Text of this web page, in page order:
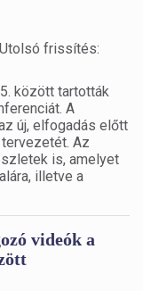
frissítés:
között tartották
A
új, elfogadás előtt
Az
is, amelyet
illetve a
videók a